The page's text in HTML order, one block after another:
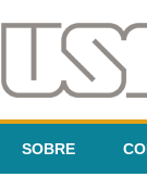
SOBRE